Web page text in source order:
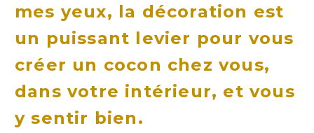
mes yeux, la décoration est
un puissant levier pour vous
créer un cocon chez vous,
dans votre intérieur, et vous
y sentir bien.